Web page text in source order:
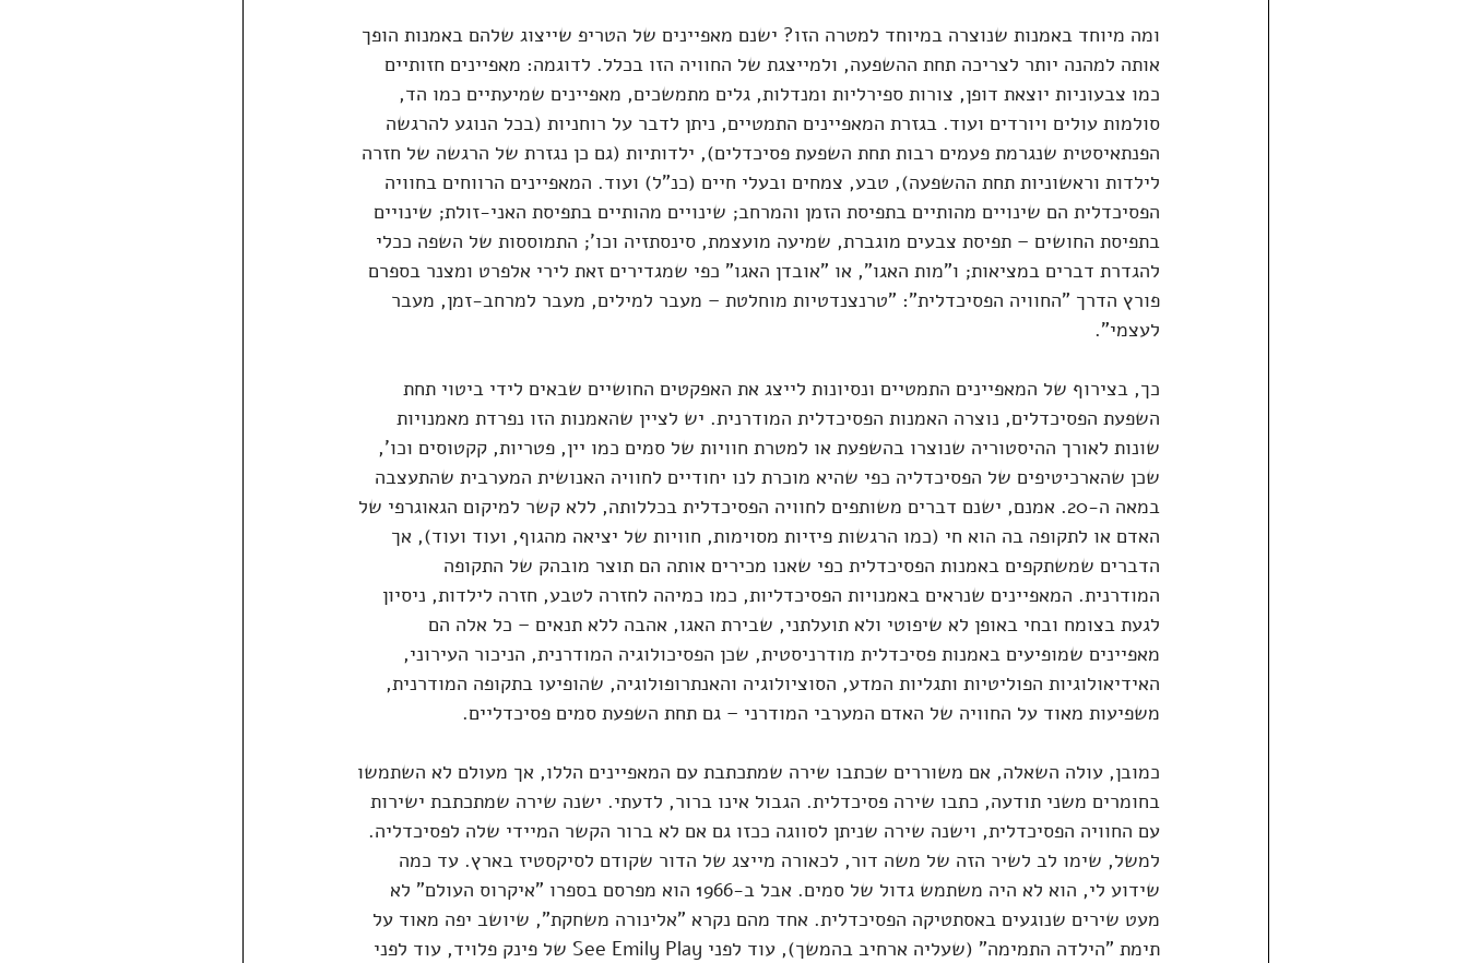
ומה מיוחד באמנות שנוצרה במיוחד למטרה הזו? ישנם מאפיינים של הטריפ שייצוג שלהם באמנות הופך
אותה למהנה יותר לצריכה תחת ההשפעה, ולמייצגת של החוויה הזו בכלל. לדוגמה: מאפיינים חזותיים
כמו צבעוניות יוצאת דופן, צורות ספירליות ומנדלות, גלים מתמשכים, מאפיינים שמיעתיים כמו הד,
סולמות עולים ויורדים ועוד. בגזרת המאפיינים התמטיים, ניתן לדבר על רוחניות (בכל הנוגע להרגשה
הפנתאיסטית שנגרמת פעמים רבות תחת השפעת פסיכדלים), ילדותיות (גם כן נגזרת של הרגשה של חזרה
לילדות וראשוניות תחת ההשפעה), טבע, צמחים ובעלי חיים (כנ"ל) ועוד. המאפיינים הרווחים בחוויה
הפסיכדלית הם שינויים מהותיים בתפיסת הזמן והמרחב; שינויים מהותיים בתפיסת האני-זולת; שינויים
בתפיסת החושים – תפיסת צבעים מוגברת, שמיעה מועצמת, סינסתזיה וכו'; התמוססות של השפה ככלי
להגדרת דברים במציאות; ו"מות האגו", או "אובדן האגו" כפי שמגדירים זאת לירי אלפרט ומצנר בספרם
פורץ הדרך "החוויה הפסיכדלית": "טרנצנדטיות מוחלטת – מעבר למילים, מעבר למרחב-זמן, מעבר
לעצמי".
כך, בצירוף של המאפיינים התמטיים ונסיונות לייצג את האפקטים החושיים שבאים לידי ביטוי תחת
השפעת הפסיכדלים, נוצרה האמנות הפסיכדלית המודרנית. יש לציין שהאמנות הזו נפרדת מאמנויות
שונות לאורך ההיסטוריה שנוצרו בהשפעת או למטרת חוויות של סמים כמו יין, פטריות, קקטוסים וכו',
שכן שהארכיטיפים של הפסיכדליה כפי שהיא מוכרת לנו יחודיים לחוויה האנושית המערבית שהתעצבה
במאה ה-20. אמנם, ישנם דברים משותפים לחוויה הפסיכדלית בכללותה, ללא קשר למיקום הגאוגרפי של
האדם או לתקופה בה הוא חי (כמו הרגשות פיזיות מסוימות, חוויות של יציאה מהגוף, ועוד ועוד), אך
הדברים שמשתקפים באמנות הפסיכדלית כפי שאנו מכירים אותה הם תוצר מובהק של התקופה
המודרנית. המאפיינים שנראים באמנויות הפסיכדליות, כמו כמיהה לחזרה לטבע, חזרה לילדות, ניסיון
לגעת בצומח ובחי באופן לא שיפוטי ולא תועלתני, שבירת האגו, אהבה ללא תנאים – כל אלה הם
מאפיינים שמופיעים באמנות פסיכדלית מודרניסטית, שכן הפסיכולוגיה המודרנית, הניכור העירוני,
האידיאולוגיות הפוליטיות ותגליות המדע, הסוציולוגיה והאנתרופולוגיה, שהופיעו בתקופה המודרנית,
משפיעות מאוד על החוויה של האדם המערבי המודרני – גם תחת השפעת סמים פסיכדליים.
כמובן, עולה השאלה, אם משוררים שכתבו שירה שמתכתבת עם המאפיינים הללו, אך מעולם לא השתמשו
בחומרים משני תודעה, כתבו שירה פסיכדלית. הגבול אינו ברור, לדעתי. ישנה שירה שמתכתבת ישירות
עם החוויה הפסיכדלית, וישנה שירה שניתן לסווגה ככזו גם אם לא ברור הקשר המיידי שלה לפסיכדליה.
למשל, שימו לב לשיר הזה של משה דור, לכאורה מייצג של הדור שקודם לסיקסטיז בארץ. עד כמה
שידוע לי, הוא לא היה משתמש גדול של סמים. אבל ב-1966 הוא מפרסם בספרו "איקרוס העולם" לא
מעט שירים שנוגעים באסתטיקה הפסיכדלית. אחד מהם נקרא "אלינורה משחקת", שיושב יפה מאוד על
תימת "הילדה התמימה" (שעליה ארחיב בהמשך), עוד לפני See Emily Play של פינק פלויד, עוד לפני